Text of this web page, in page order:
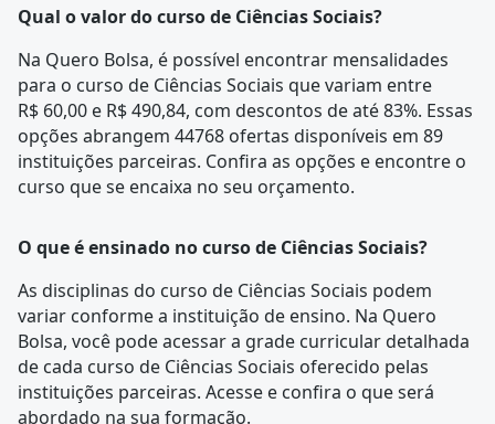
Qual o valor do curso de Ciências Sociais?
Na Quero Bolsa, é possível encontrar mensalidades
para o curso de Ciências Sociais que variam entre
R$ 60,00 e R$ 490,84, com descontos de até 83%. Essas
opções abrangem 44768 ofertas disponíveis em 89
instituições parceiras. Confira as opções e encontre o
curso que se encaixa no seu orçamento.
O que é ensinado no curso de Ciências Sociais?
As disciplinas do curso de Ciências Sociais podem
variar conforme a instituição de ensino. Na Quero
Bolsa, você pode acessar a grade curriculardetalhada
de cada curso de Ciências Sociais oferecido pelas
instituições parceiras. Acesse e confira o que será
abordado na sua formação.